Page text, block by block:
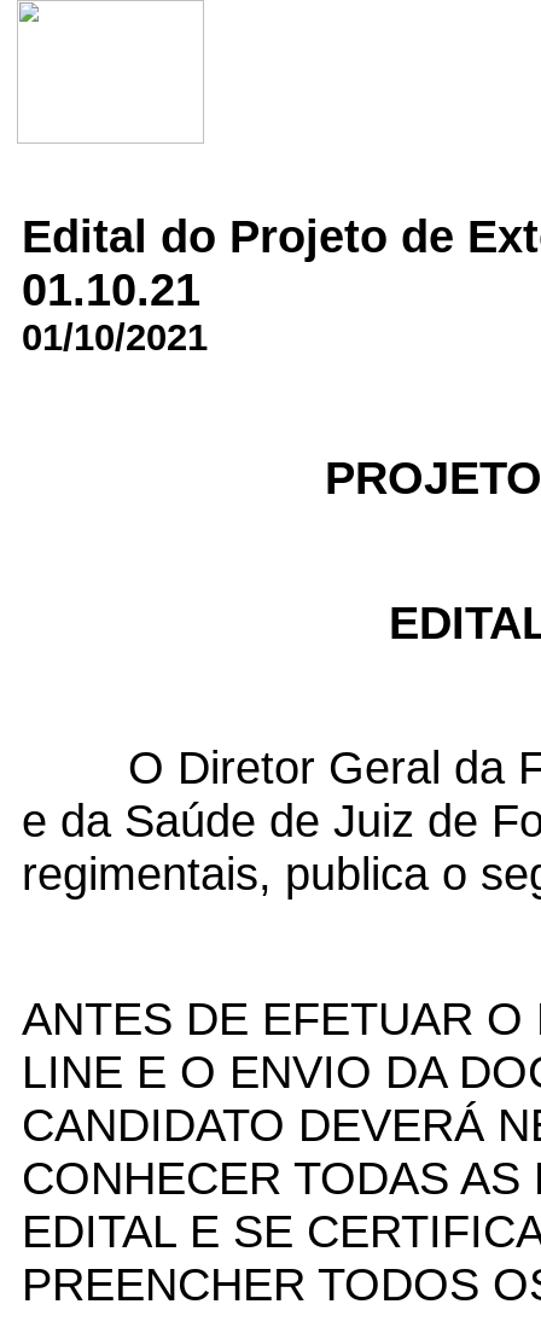
Edital do Projeto de
01.10.21
01/10/2021
O Diretor Geral da
e da Saúde de Juiz de
regimentais, publica o
ANTES DE EFETUAR
LINE E O ENVIO DA
CANDIDATO DEVERÁ
CONHECER TODAS
EDITAL E SE
PREENCHER TODOS